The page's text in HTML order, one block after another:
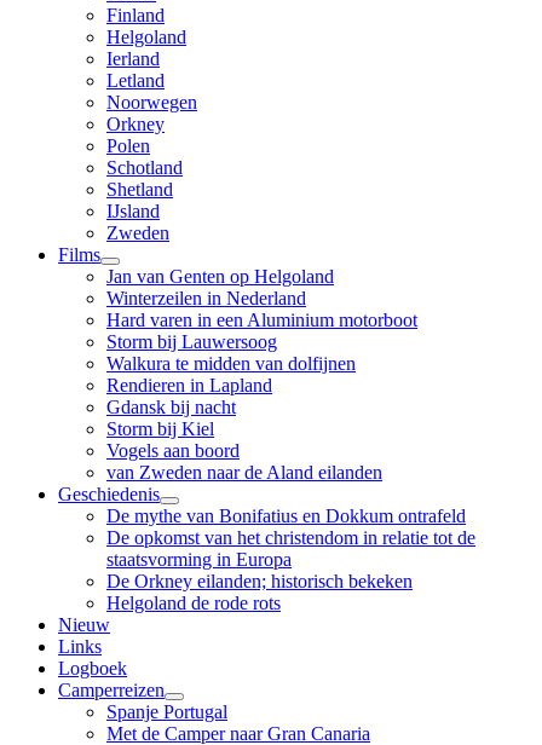
Finland
Helgoland
Ierland
Letland
Noorwegen
Orkney
Polen
Schotland
Shetland
IJsland
Zweden
Films
Jan van Genten op Helgoland
Winterzeilen in Nederland
Hard varen in een Aluminium motorboot
Storm bij Lauwersoog
Walkura te midden van dolfijnen
Rendieren in Lapland
Gdansk bij nacht
Storm bij Kiel
Vogels aan boord
van Zweden naar de Aland eilanden
Geschiedenis
De mythe van Bonifatius en Dokkum ontrafeld
De opkomst van het christendom in relatie tot de
staatsvorming in Europa
De Orkney eilanden; historisch bekeken
Helgoland de rode rots
Nieuw
Links
Logboek
Camperreizen
Spanje Portugal
Met de Camper naar Gran Canaria